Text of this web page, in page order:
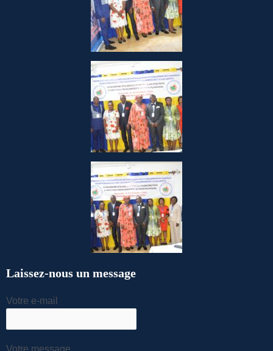
Laissez-nous un message
Votre e-mail
Votre message